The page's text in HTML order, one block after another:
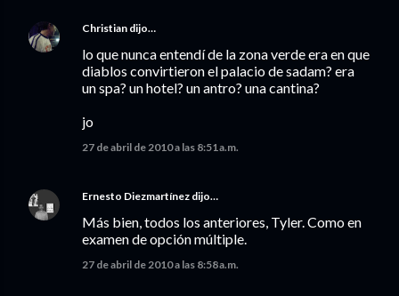
Christian dijo…
lo que nunca entendí de la zona verde era en que
diablos convirtieron el palacio de sadam? era
un spa? un hotel? un antro? una cantina?
jo
27 de abril de 2010 a las 8:51 a.m.
Ernesto Diezmartínez dijo…
Más bien, todos los anteriores, Tyler. Como en
examen de opción múltiple.
27 de abril de 2010 a las 8:58 a.m.